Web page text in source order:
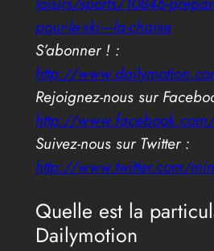
pour-le-ski—la-chaise
S’abonner ! :
http://
Rejoignez-nous sur
http://
Suivez-nous sur Twitter :
http://www.twitter.com/
Quelle est la
Dailymotion